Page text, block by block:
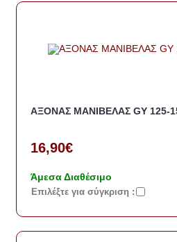
ΑΞΟΝΑΣ ΜΑΝΙΒΕΛΑΣ GY 125-
16,90€
Άμεσα Διαθέσιμο
Eπιλέξτε για σύγκριση :